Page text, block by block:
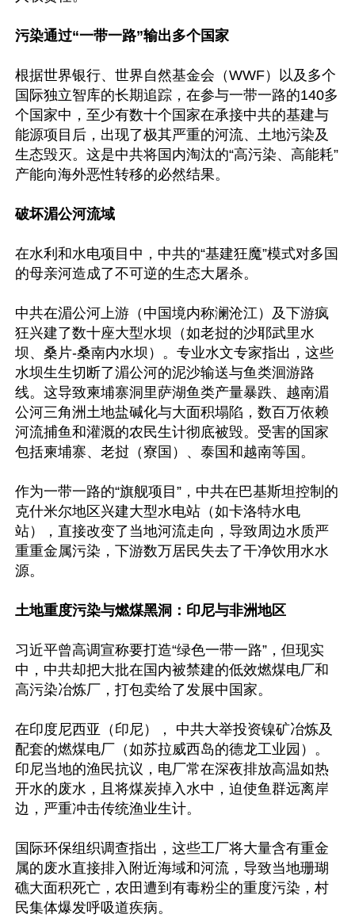
污染通过“一带一路”输出多个国家
根据世界银行、世界自然基金会（WWF）以及多个
国际独立智库的长期追踪，在参与一带一路的140多
个国家中，至少有数十个国家在承接中共的基建与
能源项目后，出现了极其严重的河流、土地污染及
生态毁灭。这是中共将国内淘汰的“高污染、高能耗”
产能向海外恶性转移的必然结果。
破坏湄公河流域
在水利和水电项目中，中共的“基建狂魔”模式对多国
的母亲河造成了不可逆的生态大屠杀。
中共在湄公河上游（中国境内称澜沧江）及下游疯
狂兴建了数十座大型水坝（如老挝的沙耶武里水
坝、桑片-桑南内水坝）。专业水文专家指出，这些
水坝生生切断了湄公河的泥沙输送与鱼类洄游路
线。这导致柬埔寨洞里萨湖鱼类产量暴跌、越南湄
公河三角洲土地盐碱化与大面积塌陷，数百万依赖
河流捕鱼和灌溉的农民生计彻底被毁。受害的国家
包括柬埔寨、老挝（寮国）、泰国和越南等国。
作为一带一路的“旗舰项目”，中共在巴基斯坦控制的
克什米尔地区兴建大型水电站（如卡洛特水电
站），直接改变了当地河流走向，导致周边水质严
重重金属污染，下游数万居民失去了干净饮用水水
源。
土地重度污染与燃煤黑洞：印尼与非洲地区
习近平曾高调宣称要打造“绿色一带一路”，但现实
中，中共却把大批在国内被禁建的低效燃煤电厂和
高污染冶炼厂，打包卖给了发展中国家。
在印度尼西亚（印尼）， 中共大举投资镍矿冶炼及
配套的燃煤电厂（如苏拉威西岛的德龙工业园）。
印尼当地的渔民抗议，电厂常在深夜排放高温如热
开水的废水，且将煤炭掉入水中，迫使鱼群远离岸
边，严重冲击传统渔业生计。
国际环保组织调查指出，这些工厂将大量含有重金
属的废水直接排入附近海域和河流，导致当地珊瑚
礁大面积死亡，农田遭到有毒粉尘的重度污染，村
民集体爆发呼吸道疾病。